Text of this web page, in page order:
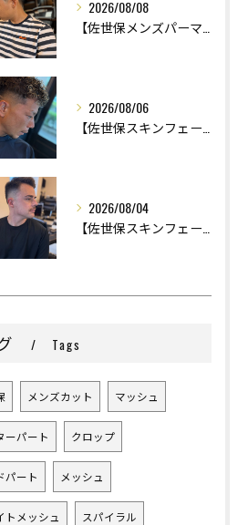
2026/08/08
2026/08/06
2026/08/04
Tags
メンズカット マッシュ
ーパート クロップ
パート メッシュ
トメッシュ スパイラル